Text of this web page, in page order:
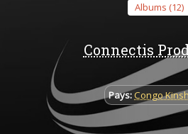
Albums (12)
Connectis
Pays:Congo